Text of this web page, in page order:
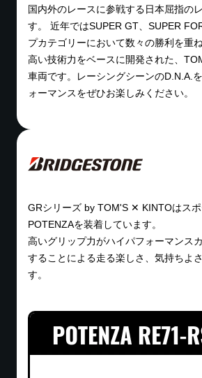
・出発日の当日・・・基本料金の50％
お支払いはクレジットカードのみです。現
払いはできませんのであらかじめご了承
レンタル料金以外に必要な費用
すか？
ご利用中の燃料代、高速道路などの有料道
駐車場代などはお客様のご負担となります
保険・補償制度について教えてく
い。事故の場合の自己負担額は
レンタル料金には、対人・対物無制限、
(1億円)、車両保険を含む任意保険が含ま
す。万一の事故の際、お客様にご負担いた
※警察への届出など所定の手続きが行われ
合や、貸渡約款に違反した運転、禁止行
る損害は保険適用の対象外となることが
走行距離の制限はありますか？
走行距離の制限は設けておりませんが、常
超えた過度な走行が確認された場合、別
レンタルできる車両はどのよう
国内外のレースに参戦する日本屈指の
す。 近年ではSUPER GT、SUPER
プカテゴリーにおいて数々の勝利を重
高い技術力をベースに開発された、
車両です。レーシングシーンのD.N.A.
ォーマンスをぜひお楽しみください。
GRシリーズ by TOM'S ✕ KINTOはス
POTENZAを装着しています。
高いグリップ力がハイパフォーマンス
することによる走る楽しさ、気持ちよ
す。